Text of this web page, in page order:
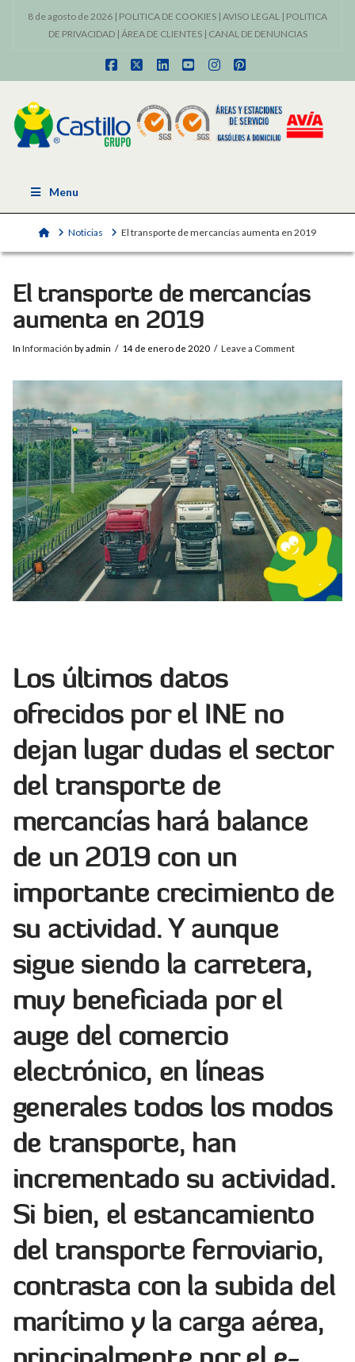
8 de agosto de 2026 | POLITICA DE COOKIES | AVISO LEGAL | POLITICA
DE PRIVACIDAD| ÁREA DE CLIENTES| CANAL DE DENUNCIAS
Facebook
X LinkedInYouTubeInstagram
Pinterest
Menu
HomeNoticias El transporte de mercancías aumenta en 2019
El transporte de mercancías
aumenta en 2019
In Información by admin 14 de enero de 2020 Leave a Comment
Los últimos datos
ofrecidos por el INE no
dejan lugar dudas el sector
del transporte de
mercancías hará balance
de un 2019 con un
importante crecimiento de
su actividad. Y aunque
sigue siendo la carretera,
muy beneficiada por el
auge del comercio
electrónico, en líneas
generales todos los modos
de transporte, han
incrementado su actividad.
Si bien, el estancamiento
del transporte ferroviario,
contrasta con la subida del
marítimo y la carga aérea,